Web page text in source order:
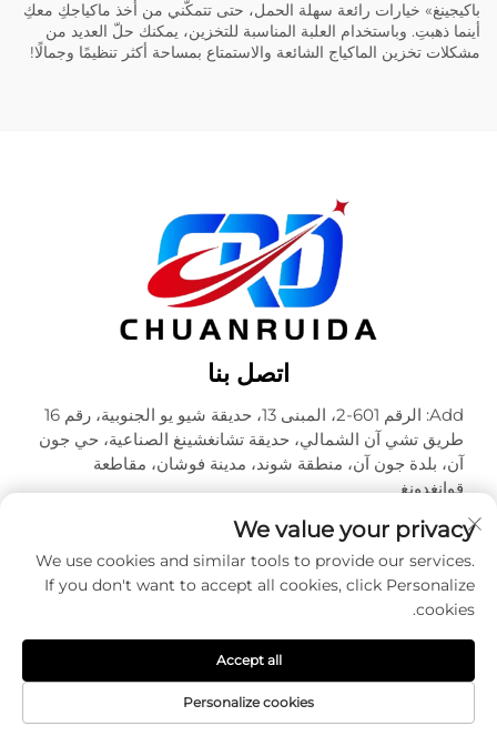
باكيجينغ» خيارات رائعة سهلة الحمل، حتى تتمكّني من أخذ ماكياجكِ معكِ
أينما ذهبتِ. وباستخدام العلبة المناسبة للتخزين، يمكنك حلّ العديد من
مشكلات تخزين الماكياج الشائعة والاستمتاع بمساحة أكثر تنظيمًا وجمالًا!
اتصل بنا
Add: الرقم 601-2، المبنى 13، حديقة شيو يو الجنوبية، رقم 16
طريق تشي آن الشمالي، حديقة تشانغشينغ الصناعية، حي جون
آن، بلدة جون آن، منطقة شوند، مدينة فوشان، مقاطعة
قوانغدونغ
هاتف:+86-18320933590
البريد الإلكتروني:[email protected]
حقوق الطبع والنشر © شركة فوشان تشوآنرويدا للتعبئة والتغليف
المحدودة. جميع الحقوق محفوظة -
We value your privacy
We use cookies and similar tools to provide our services.
If you don't want to accept all cookies, click Personalize
cookies.
Personalize cookies
Accept all